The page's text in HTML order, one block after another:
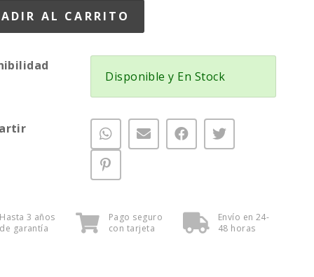
Disponible y En Stock
Hasta 3 años
de garantía
Pago seguro
con tarjeta
Envío en 24-
48 horas